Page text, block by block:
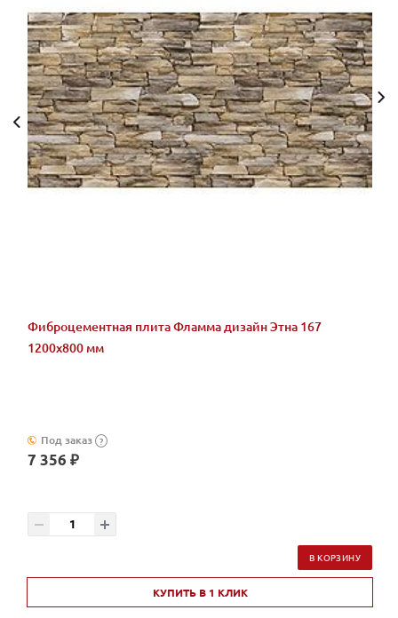
Фиброцементная плита Фламма дизайн Этна 167
1200х800 мм
Под заказ ?
7 356 ₽
В КОРЗИНУ
КУПИТЬ В 1 КЛИК